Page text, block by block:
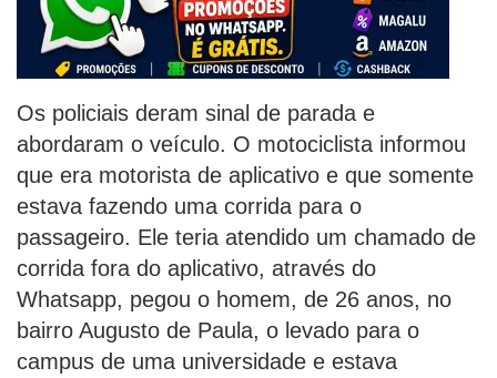
Os policiais deram sinal de parada e
abordaram o veículo. O motociclista informou
que era motorista de aplicativo e que somente
estava fazendo uma corrida para o
passageiro. Ele teria atendido um chamado de
corrida fora do aplicativo, através do
Whatsapp, pegou o homem, de 26 anos, no
bairro Augusto de Paula, o levado para o
campus de uma universidade e estava